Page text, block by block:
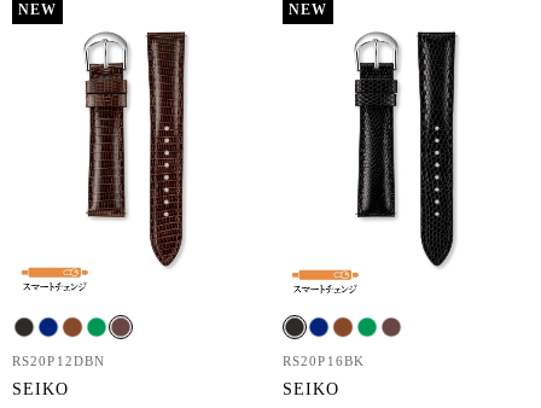
NEW
RS20P12DBN
SEIKO
NEW
RS20P16BK
SEIKO